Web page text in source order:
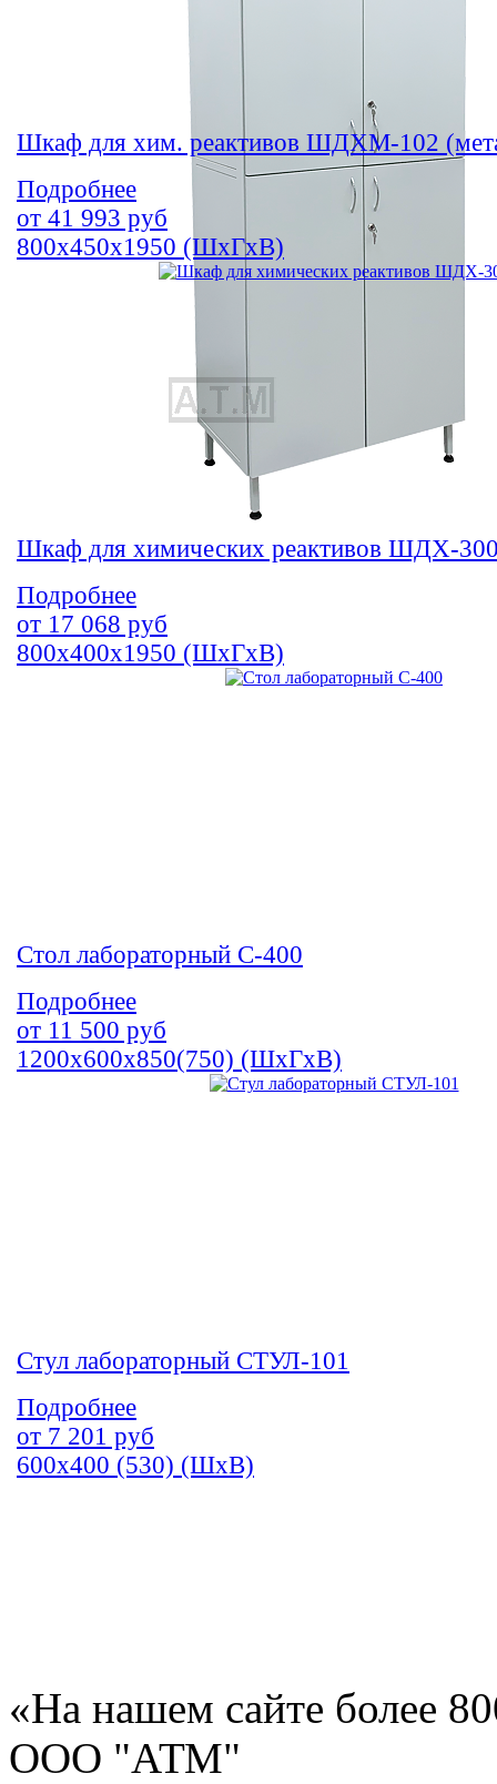
Шкаф для хим. реактивов ШДХМ-102
Подробнее
от 41 993 руб
800х450х1950 (ШхГхВ)
Шкаф для химических реактивов ШДХ-
Подробнее
от 17 068 руб
800х400х1950 (ШхГхВ)
Стол лабораторный С-400
Подробнее
от 11 500 руб
1200х600х850(750) (ШхГхВ)
Стул лабораторный СТУЛ-101
Подробнее
от 7 201 руб
600х400 (530) (ШхВ)
«На нашем сайте более
ООО "АТМ"